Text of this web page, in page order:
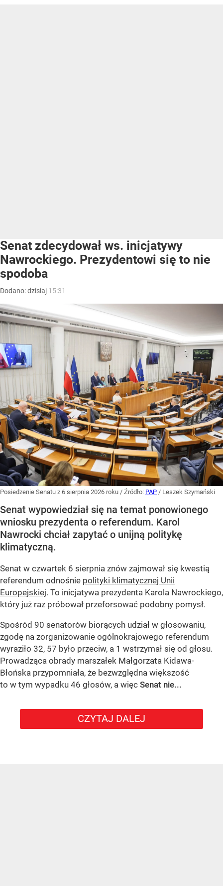
Senat zdecydował ws. inicjatywy
Nawrockiego. Prezydentowi się to nie
spodoba
Dodano:dzisiaj 15:31
Posiedzenie Senatu z 6 sierpnia 2026 roku / Źródło: PAP / Leszek Szymański
Senat wypowiedział się na temat ponowionego
wniosku prezydenta o referendum. Karol
Nawrocki chciał zapytać o unijną politykę
klimatyczną.
Senat w czwartek 6 sierpnia znów zajmował się kwestią
referendum odnośnie polityki klimatycznej Unii
Europejskiej. To inicjatywa prezydenta Karola Nawrockiego,
który już raz próbował przeforsować podobny pomysł.
Spośród 90 senatorów biorących udział w głosowaniu,
zgodę na zorganizowanie ogólnokrajowego referendum
wyraziło 32, 57 było przeciw, a 1 wstrzymał się od głosu.
Prowadząca obrady marszałek Małgorzata Kidawa-
Błońska przypomniała, że bezwzględna większość
to w tym wypadku 46 głosów, a więc Senat nie...
CZYTAJ DALEJ